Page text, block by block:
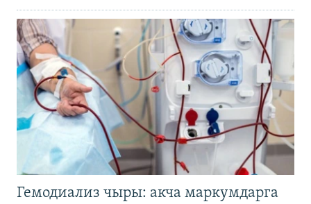
Гемодиализ чыры: акча маркумдарга